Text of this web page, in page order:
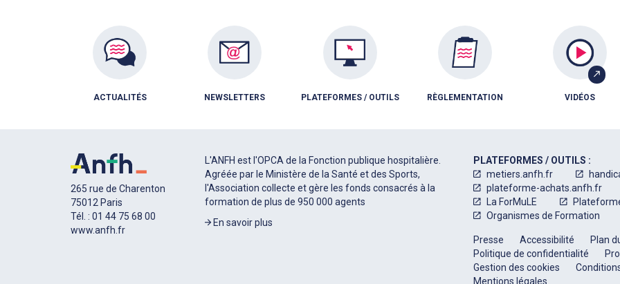
ACTUALITÉS NEWSLETTERS PLATEFORMES / OUTILS RÈGLEMENTATION VIDÉOS
265 rue de Charenton
75012 Paris
Tél. : 01 44 75 68 00
www.anfh.fr
L'ANFH est l'OPCA de la Fonction publique hospitalière.
Agréée par le Ministère de la Santé et des Sports,
l'Association collecte et gère les fonds consacrés à la
formation de plus de 950 000 agents
En savoir plus
PLATEFORMES / OUTILS :
metiers.anfh.fr
plateforme-achats.anfh.fr
La ForMuLE
Organismes de Formation
Presse Accessibilité
Plan
Politique de confidentialité
Gestion des cookies
Mentions légales